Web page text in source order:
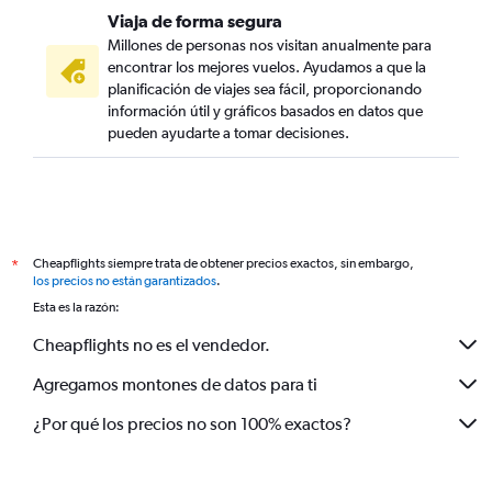
Viaja de forma segura
Millones de personas nos visitan anualmente para
encontrar los mejores vuelos. Ayudamos a que la
planificación de viajes sea fácil, proporcionando
información útil y gráficos basados en datos que
pueden ayudarte a tomar decisiones.
*
Cheapflights siempre trata de obtener precios exactos, sin embargo,
los precios no están garantizados.
Esta es la razón:
Cheapflights no es el vendedor.
Agregamos montones de datos para ti
¿Por qué los precios no son 100% exactos?